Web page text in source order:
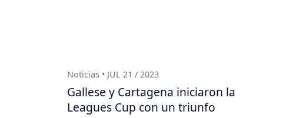
Noticias • JUL 21 / 2023
Gallese y Cartagena iniciaron la
Leagues Cup con un triunfo